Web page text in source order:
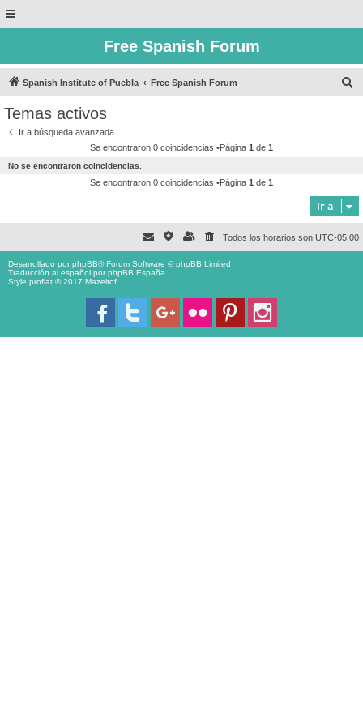
Free Spanish Forum
Spanish Institute of Puebla Free Spanish Forum
Temas activos
Ir a búsqueda avanzada
Se encontraron 0 coincidencias •Página 1 de 1
No se encontraron coincidencias.
Se encontraron 0 coincidencias •Página 1 de 1
Ir a
Todos los horarios son UTC-05:00
Desarrollado porphpBB® Forum Software © phpBB Limited
Traducción al español porphpBB España
Style proflat © 2017 Mazeltof